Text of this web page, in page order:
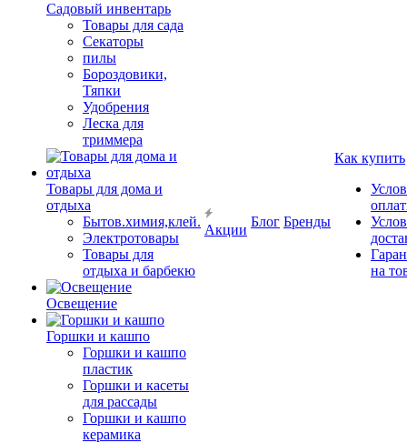
Садовый инвентарь
Товары для сада
Секаторы
пилы
Бороздовики,
Тяпки
Удобрения
Леска для
триммера
Товары для дома и
отдыха
Бытов.химия,клей.
Электротовары
Товары для
отдыха и барбекю
Освещение
Горшки и кашпо
Горшки и кашпо
пластик
Горшки и касеты
для рассады
Горшки и кашпо
керамика
Акции
Блог Бренды
Как купить
на